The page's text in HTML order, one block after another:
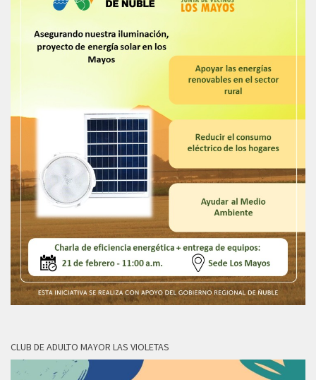
CLUB DE ADULTO MAYOR LAS VIOLETAS